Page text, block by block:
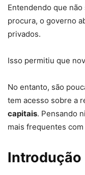
Entendendo que
procura, o governo
privados.
Isso permitiu que
No entanto, são
tem acesso sobre a
capitais. Pensando
mais frequentes
Introdução